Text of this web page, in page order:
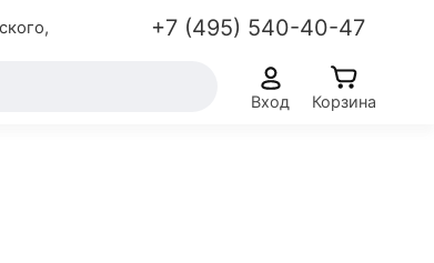
+7 (495) 540-40-47
Вход Корзина